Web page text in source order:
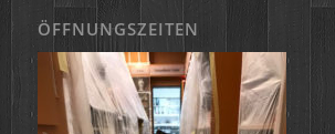
ÖFFNUNGSZEITEN